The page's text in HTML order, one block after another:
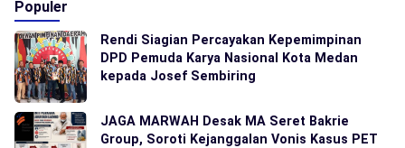
Populer
Rendi Siagian Percayakan Kepemimpinan
DPD Pemuda Karya Nasional Kota Medan
kepada Josef Sembiring
JAGA MARWAH Desak MA Seret Bakrie
Group, Soroti Kejanggalan Vonis Kasus PET